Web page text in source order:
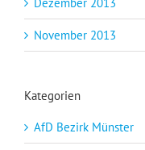
November 2013
Kategorien
AfD Bezirk Münster